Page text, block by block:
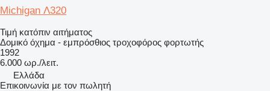
Michigan Λ320
Τιμή κατόπιν αιτήματος
Δομικό όχημα - εμπρόσθιος τροχοφόρος φορτωτής
1992
6.000 ωρ./λειτ.
Ελλάδα
Επικοινωνία με τον πωλητή